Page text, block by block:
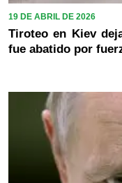
19 DE ABRIL DE 2026
Tiroteo en Kiev
fue abatido por